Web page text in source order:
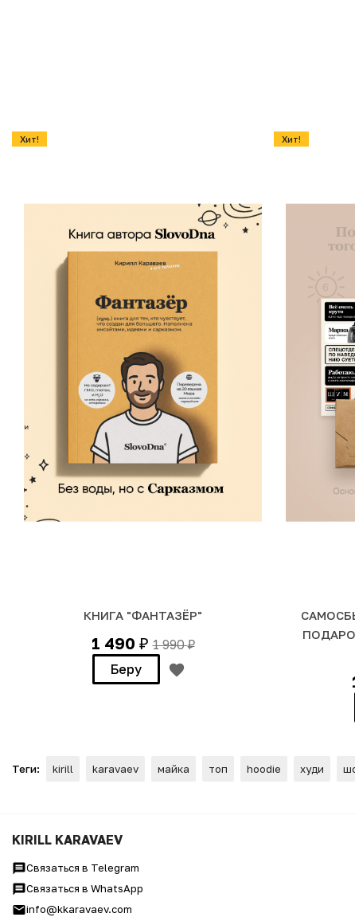
КНИГА "ФАНТАЗЁР"
1 490 ₽ 1 990₽
Беру
Хит! Хит!
Теги: kirill karavaev майка топ hoodie худи
KIRILL KARAVAEV
Связаться в Telegram
Связаться в WhatsApp
info@kkaravaev.com